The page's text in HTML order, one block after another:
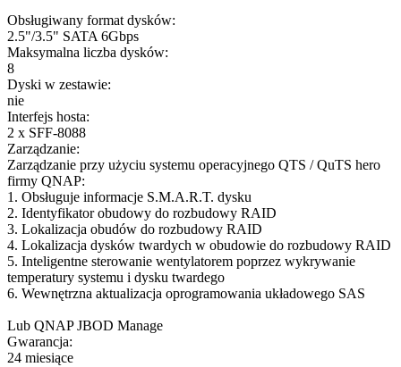
Obsługiwany format dysków:
2.5"/3.5" SATA 6Gbps
Maksymalna liczba dysków:
8
Dyski w zestawie:
nie
Interfejs hosta:
2 x SFF-8088
Zarządzanie:
Zarządzanie przy użyciu systemu operacyjnego QTS / QuTS hero
firmy QNAP:
1. Obsługuje informacje S.M.A.R.T. dysku
2. Identyfikator obudowy do rozbudowy RAID
3. Lokalizacja obudów do rozbudowy RAID
4. Lokalizacja dysków twardych w obudowie do rozbudowy RAID
5. Inteligentne sterowanie wentylatorem poprzez wykrywanie
temperatury systemu i dysku twardego
6. Wewnętrzna aktualizacja oprogramowania układowego SAS
Lub QNAP JBOD Manage
Gwarancja:
24 miesiące